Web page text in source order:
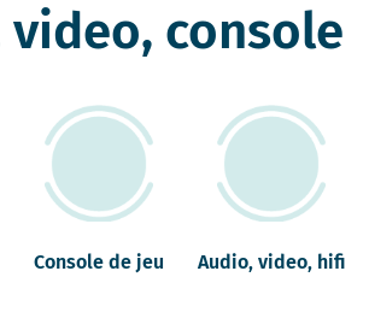
console
Console de jeu Audio, video, hifi